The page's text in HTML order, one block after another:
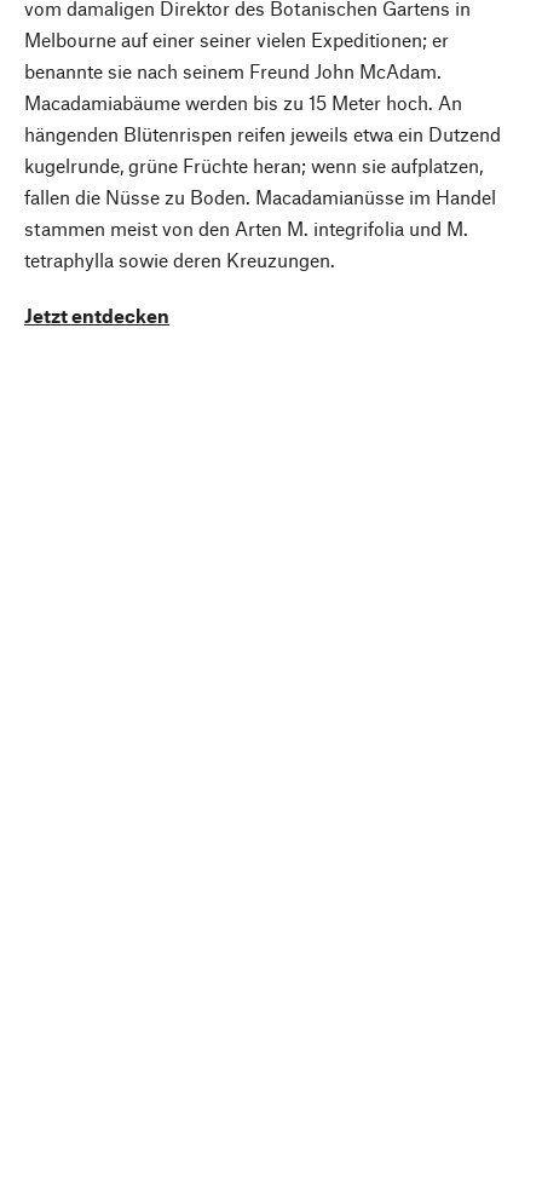
vom damaligen Direktor des Botanischen Gartens in
Melbourne auf einer seiner vielen Expeditionen; er
benannte sie nach seinem Freund John McAdam.
Macadamiabäume werden bis zu 15 Meter hoch. An
hängenden Blütenrispen reifen jeweils etwa ein Dutzend
kugelrunde, grüne Früchte heran; wenn sie aufplatzen,
fallen die Nüsse zu Boden. Macadamianüsse im Handel
stammen meist von den Arten M. integrifolia und M.
tetraphylla sowie deren Kreuzungen.
Jetzt entdecken